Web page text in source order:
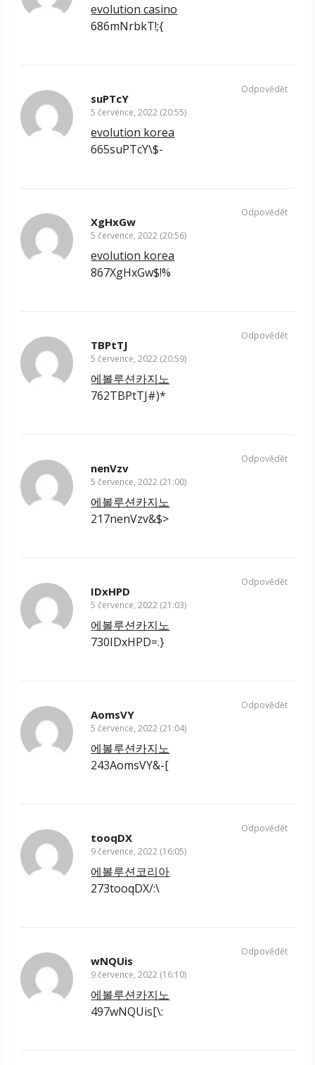
evolution casino
686mNrbkT!;{
suPTcY
5 července, 2022 (20:55)
evolution korea
665suPTcY\$-
Odpovědět
XgHxGw
5 července, 2022 (20:56)
evolution korea
867XgHxGw$!%
Odpovědět
TBPtTJ
5 července, 2022 (20:59)
에볼루션카지노
762TBPtTJ#)*
Odpovědět
nenVzv
5 července, 2022 (21:00)
에볼루션카지노
217nenVzv&$>
Odpovědět
IDxHPD
5 července, 2022 (21:03)
에볼루션카지노
730IDxHPD=.}
Odpovědět
AomsVY
5 července, 2022 (21:04)
에볼루션카지노
243AomsVY&-[
Odpovědět
tooqDX
9 července, 2022 (16:05)
에볼루션코리아
273tooqDX/:\
Odpovědět
wNQUis
9 července, 2022 (16:10)
에볼루션카지노
497wNQUis[\:
Odpovědět